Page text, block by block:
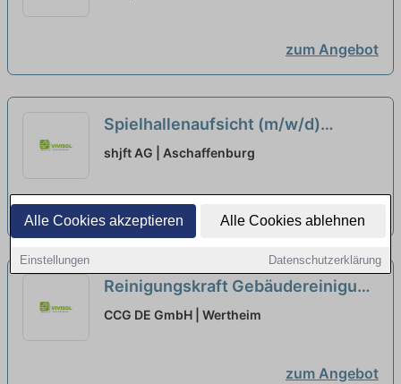
Alle Cookies akzeptieren Alle Cookies ablehnen
Einstellungen Datenschutzerklärung
zum Angebot
Spielhallenaufsicht (m/w/d)
Teilzeit / Minijob
shjft AG | Aschaffenburg
zum Angebot
Reinigungskraft Gebäudereinigung
und Geländepflege (m/w/d) -
CCG DE GmbH | Wertheim
zum Angebot